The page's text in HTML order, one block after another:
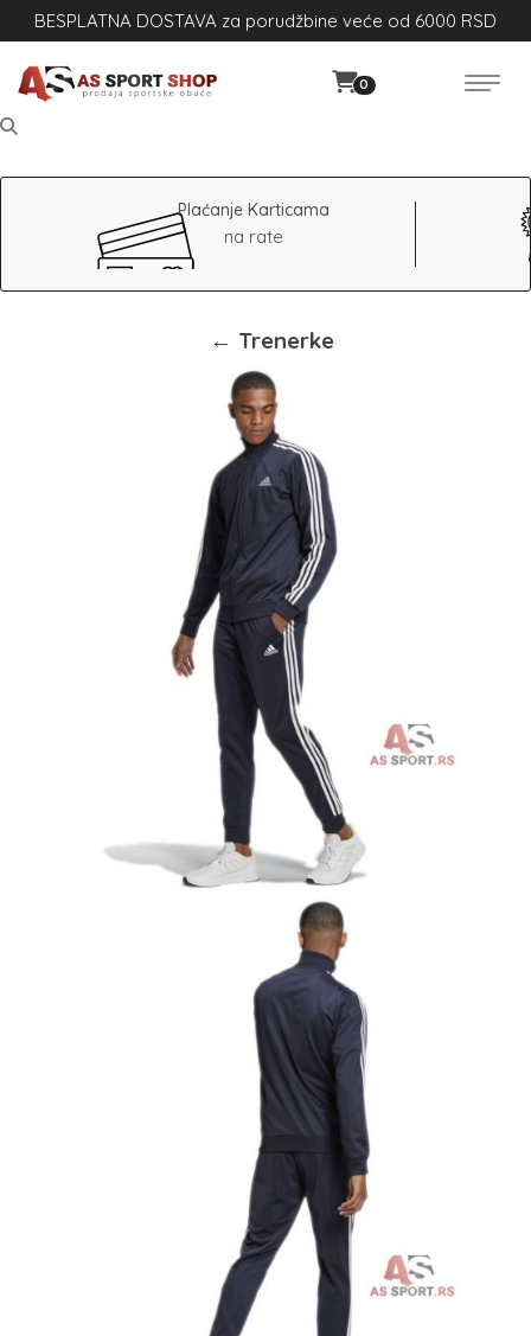
BESPLATNA DOSTAVA za porudžbine veće od 6000 RSD
0
Plaćanje Karticama
na rate
← Trenerke